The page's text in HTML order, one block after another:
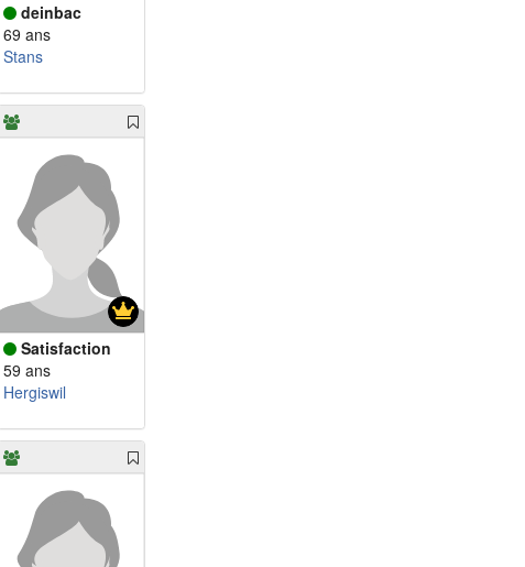
deinbac
69 ans
Stans
Satisfaction
59 ans
Hergiswil